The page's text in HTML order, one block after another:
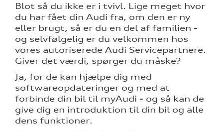
5 år?
elbiler
til
Blot så du ikke er i tvivl. Lige meget hvor
du har fået din Audi fra, om den er ny
eller brugt, så er du en del af familien -
og selvfølgelig er du velkommen hos
vores autoriserede Audi Servicepartnere.
Giver det værdi, spørger du måske?
Ja, for de kan hjælpe dig med
softwareopdateringer og med at
forbinde din bil til myAudi - og så kan de
give dig en introduktion til din bil og alle
dens funktioner.